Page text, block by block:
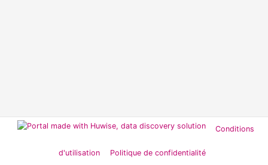
Conditions
d'utilisation Politique de confidentialité